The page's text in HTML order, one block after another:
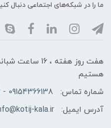
ما را در شبکه‌های اجتماعی دنبال
هفت روز هفته ،
هستیم
شماره تماس:
09154366138 - 09154344486
آدرس ایمیل:
kala.ir